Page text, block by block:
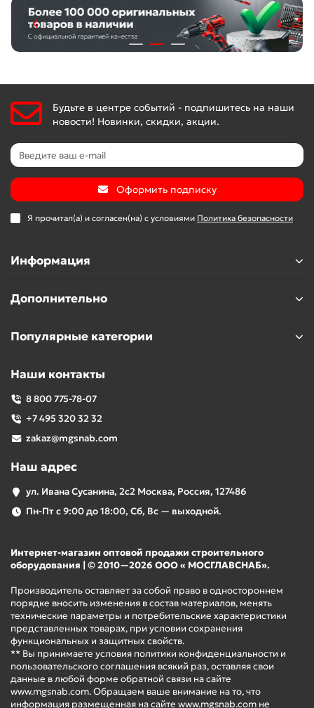
Будьте в центре событий - подпишитесь на наши
новости! Новинки, скидки, акции.
Оформить подписку
Я прочитал(а) и согласен(на) с условиями Политика безопасности
Информация
Дополнительно
Популярные категории
Наши контакты
8 800 775-78-07
+7 495 320 32 32
zakaz@mgsnab.com
Наш адрес
ул. Ивана Сусанина, 2с2 Москва, Россия, 127486
Пн-Пт с 9:00 до 18:00, Сб, Вс — выходной.
Интернет-магазин оптовой продажи строительного
оборудования | © 2010—2026 ООО « МОСГЛАВСНАБ».
Производитель оставляет за собой право в одностороннем
порядке вносить изменения в состав материалов, менять
технические параметры и потребительские характеристики
представленных товарах, при условии сохранения
функциональных и защитных свойств.
** Вы принимаете условия политики конфиденциальности и
пользовательского соглашения всякий раз, оставляя свои
данные в любой форме обратной связи на сайте
www.mgsnab.com. Обращаем ваше внимание на то, что
информация размещенная на сайте www.mgsnab.com не